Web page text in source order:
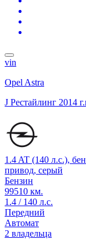
vin
Opel Astra
J Рестайлинг 2014
1.4 AT (140 л.с.),
привод, серый
Бензин
99510 км.
1.4 / 140 л.с.
Передний
Автомат
2 владельца